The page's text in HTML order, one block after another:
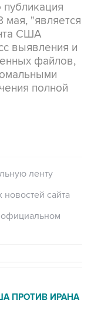
мая, "является
США
выявления и
файлов,
полной
ленту
сайта
официальном
ПРОТИВ ИРАНА